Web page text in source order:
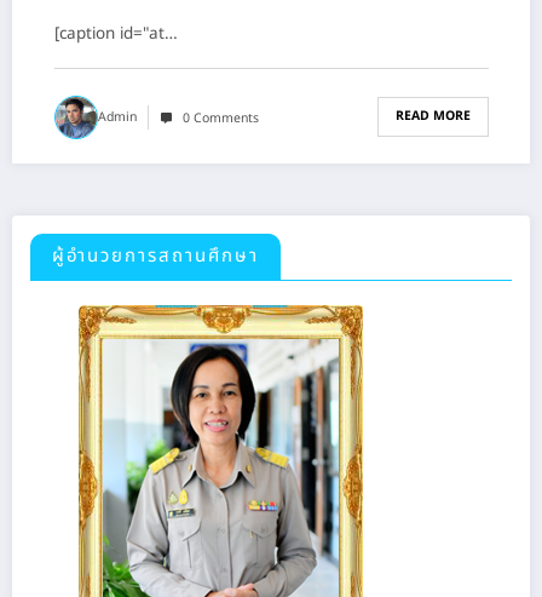
[caption id="at…
Admin 0 Comments READ MORE
ผู้อำนวยการสถานศึกษา